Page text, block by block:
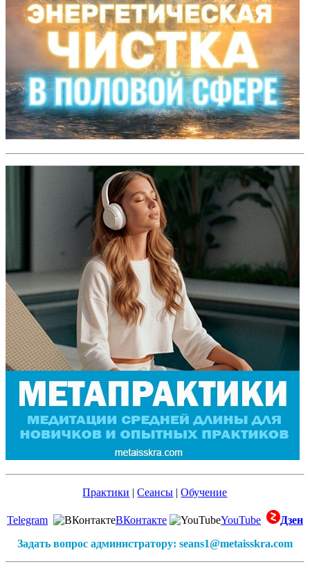
Практики |Сеансы |Обучение
Telegram ВКонтакте YouTube
Дзен
Задать вопрос администратору: seans1@metaisskra.com